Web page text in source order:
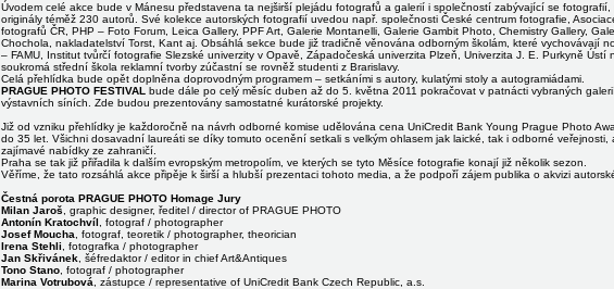
Úvodem celé akce bude v Mánesu představena ta nejširší plejádu fotografů a galerií i společností zabývající se
originály téměž 230 autorů. Své kolekce autorských fotografií uvedou např. společnosti České centrum fotografie,
fotografů ČR, PHP – Foto Forum, Leica Gallery, PPF Art, Galerie Montanelli, Galerie Gambit Photo, Chemistry Gallery,
Chochola, nakladatelství Torst, Kant aj. Obsáhlá sekce bude již tradičně věnována odborným školám, které vychovávají
– FAMU, Institut tvůrčí fotografie Slezské univerzity v Opavě, Západočeská univerzita Plzeň, Univerzita J. E. Purkyně Ústí
soukromá střední škola reklamní tvorby zúčastní se rovněž studenti z Brarislavy.
Celá přehlídka bude opět doplněna doprovodným programem – setkáními s autory, kulatými stoly a autogramiádami.
PRAGUE PHOTO FESTIVAL bude dále po celý měsíc duben až do 5. května 2011 pokračovat v patnácti vybraných
výstavních síních. Zde budou prezentovány samostatné kurátorské projekty.
Již od vzniku přehlídky je každoročně na návrh odborné komise udělována cena UniCredit Bank Young Prague Photo
do 35 let. Všichni dosavadní laureáti se díky tomuto ocenění setkali s velkým ohlasem jak laické, tak i odborné veřejnosti,
zajímavé nabídky ze zahraničí.
Praha se tak již přiřadila k dalším evropským metropolím, ve kterých se tyto Měsíce fotografie konají již několik sezon.
Věříme, že tato rozsáhlá akce připěje k širší a hlubší prezentaci tohoto media, a že podpoří zájem publika o akvizi
Čestná porota PRAGUE PHOTO Homage Jury
Milan Jaroš , graphic designer, ředitel / director of PRAGUE PHOTO
Antonín Kratochvíl , fotograf / photographer
Josef Moucha , fotograf, teoretik / photographer, theorician
Irena Stehli , fotografka / photographer
Jan Skřivánek, šéfredaktor / editor in chief Art&Antiques
Tono Stano, fotograf / photographer
Marina Votrubová , zástupce / representative of UniCredit Bank Czech Republic, a.s.